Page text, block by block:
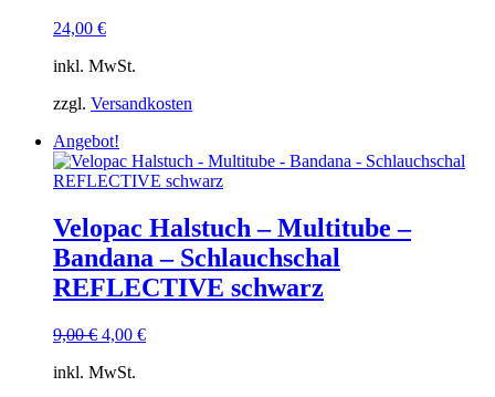
24,00 €
inkl. MwSt.
zzgl. Versandkosten
Angebot!
Velopac Halstuch – Multitube –
Bandana – Schlauchschal
REFLECTIVE schwarz
9,00€ Ursprünglicher
war:
4,00 €Aktueller
inkl. MwSt.